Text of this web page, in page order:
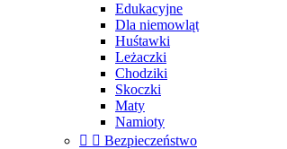
Edukacyjne
Dla niemowląt
Huśtawki
Leżaczki
Chodziki
Skoczki
Maty
Namioty
  Bezpieczeństwo